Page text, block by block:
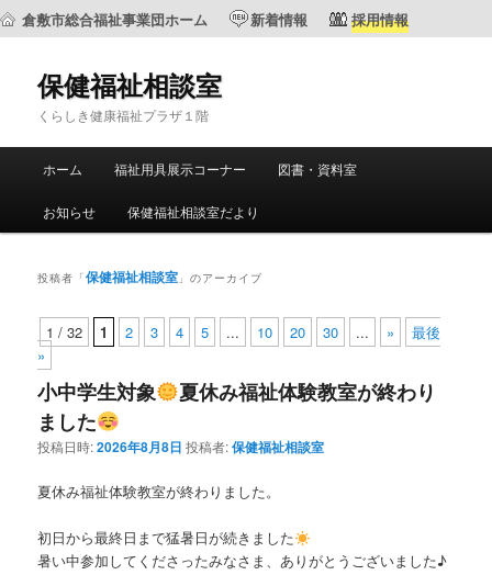
倉敷市総合福祉事業団ホーム 新着情報 採用情報
保健福祉相談室
くらしき健康福祉プラザ１階
メ
メ
イ
コ
テ
ン
ツ
へ
サ
ブ
ン
ン
ツ
へ
移
ホーム 福祉用具展示コーナー 図書・資料室
お知らせ 保健福祉相談室だより
投稿者「保健福祉相談室 」のアーカイブ
1 / 32 1 2 3 4 5 ... 10 20 30 ... »
最後
»
小中学生対象
夏休み福祉体験教室が終わり
ました
投稿日時:2026年8月8日 投稿者:保健福祉相談室
夏休み福祉体験教室が終わりました。
初日から最終日まで猛暑日が続きました
暑い中参加してくださったみなさま、ありがとうございました♪